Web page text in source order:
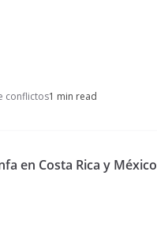
conflictos1 min read
en Costa Rica y México